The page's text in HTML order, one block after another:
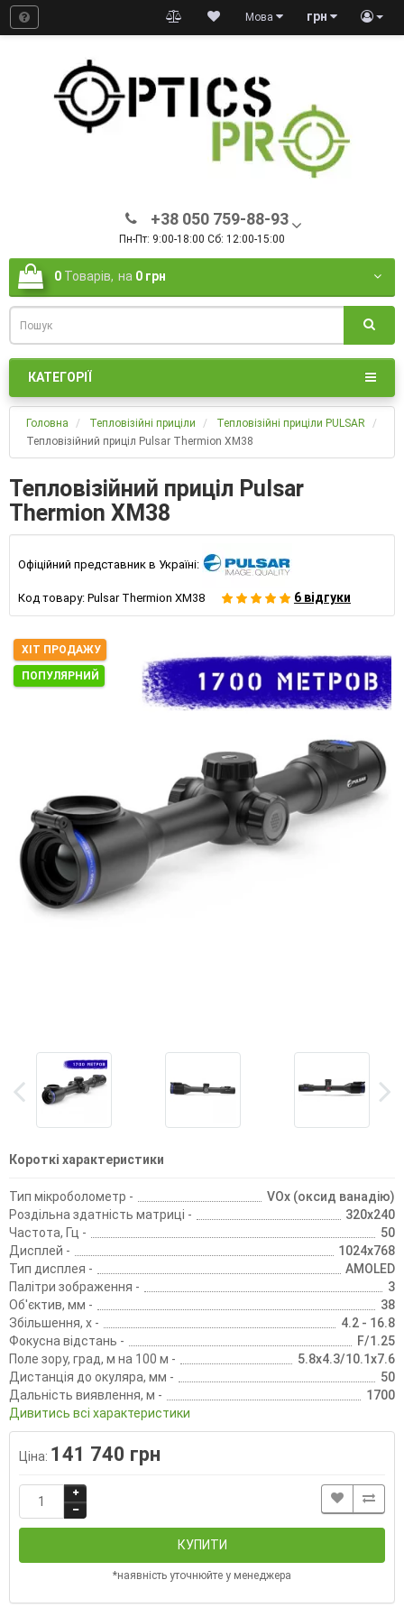
грн
Мова
+38 050 759-88-93
Пн-Пт: 9:00-18:00 Сб: 12:00-15:00
0 Товарів, на 0 грн
КАТЕГОРІЇ
Головна Тепловізійні приціли
Тепловізійні приціли PULSAR
Тепловізійний приціл Pulsar Thermion XM38
Тепловізійний приціл Pulsar
Thermion XM38
Офіційний представник в Україні:
Код товару: Pulsar Thermion XM38 6 відгуки
ХІТ ПРОДАЖУ
ПОПУЛЯРНИЙ
Короткі характеристики
Тип мікроболометр -
VOx (оксид ванадію)
Роздільна здатність матриці -
320x240
Частота, Гц -
50
Дисплей -
1024x768
Тип дисплея -
AMOLED
Палітри зображення -
3
Об'єктив, мм -
38
Збільшення, х -
4.2 - 16.8
Фокусна відстань -
F/1.25
Поле зору, град, м на 100 м -
5.8х4.3/10.1х7.6
Дистанція до окуляра, мм -
50
Дальність виявлення, м -
1700
Дивитись всі характеристики
Ціна: 141 740 грн
КУПИТИ
*наявність уточнюйте у менеджера